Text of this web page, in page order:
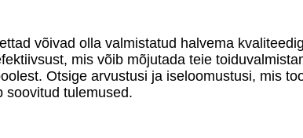
võivad olla valmistatud halvema
mis võib mõjutada teie
Otsige arvustusi ja iseloomustusi, mis
soovitud tulemused.